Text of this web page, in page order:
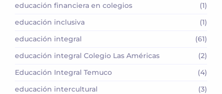
educación financiera en colegios
(1)
educación inclusiva
(1)
educación integral
(61)
educación integral Colegio Las Américas
(2)
Educación Integral Temuco
(4)
educación intercultural
(3)